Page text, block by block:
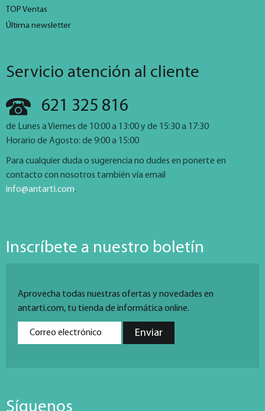
TOP Ventas
Última newsletter
Servicio atención al cliente
621 325 816
de Lunes a Viernes de 10:00 a 13:00 y de 15:30 a 17:30
Horario de Agosto: de 9:00 a 15:00
Para cualquier duda o sugerencia no dudes en ponerte en
contacto con nosotros también vía email
info@antarti.com.
Inscríbete a nuestro boletín
Aprovecha todas nuestras ofertas y novedades en
antarti.com, tu tienda de informática online.
Síguenos